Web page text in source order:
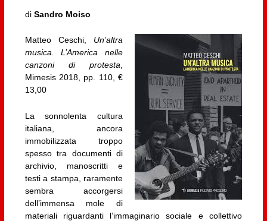
di Sandro Moiso
Matteo Ceschi, Un’altra
musica. L’America nelle
canzoni di protesta,
Mimesis 2018, pp. 110, €
13,00
La sonnolenta cultura
italiana, ancora
immobilizzata troppo
spesso tra documenti di
archivio, manoscritti e
testi a stampa, raramente
sembra accorgersi
dell’immensa mole di
materiali riguardanti l’immaginario sociale e collettivo